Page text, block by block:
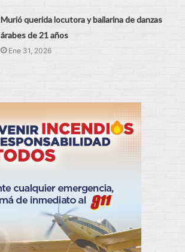
Murió querida locutora y bailarina de danzas
árabes de 21 años
Ene 31, 2026